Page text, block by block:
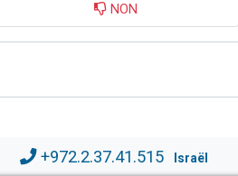
NON
+972.2.37.41.515 Israël